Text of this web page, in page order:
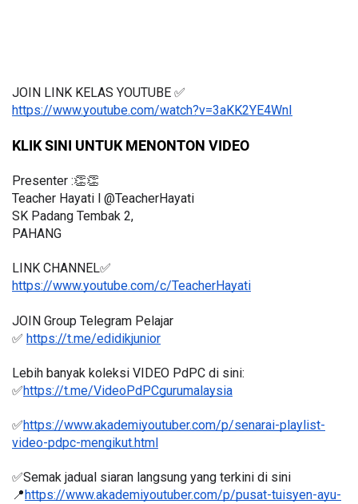
JOIN LINK KELAS YOUTUBE ✅
https://www.youtube.com/watch?v=3aKK2YE4WnI
KLIK SINI UNTUK MENONTON VIDEO
Presenter :👏👏
Teacher Hayati l @TeacherHayati
SK Padang Tembak 2,
PAHANG
LINK CHANNEL✅
https://www.youtube.com/c/TeacherHayati
JOIN Group Telegram Pelajar
✅ https://t.me/edidikjunior
Lebih banyak koleksi VIDEO PdPC di sini:
✅https://t.me/VideoPdPCgurumalaysia
✅https://www.akademiyoutuber.com/p/senarai-playlist-
video-pdpc-mengikut.html
✅Semak jadual siaran langsung yang terkini di sini
📍https://www.akademiyoutuber.com/p/pusat-tuisyen-ayu-